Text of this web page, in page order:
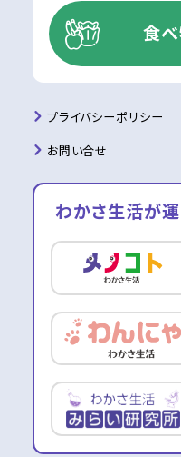
食
プライバシーポリシー
お問い合せ
わかさ生活が